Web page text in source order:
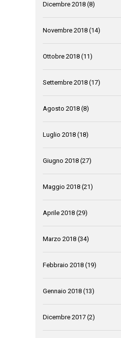
Dicembre 2018 (8)
Novembre 2018 (14)
Ottobre 2018 (11)
Settembre 2018 (17)
Agosto 2018 (8)
Luglio 2018 (18)
Giugno 2018 (27)
Maggio 2018 (21)
Aprile 2018 (29)
Marzo 2018 (34)
Febbraio 2018 (19)
Gennaio 2018 (13)
Dicembre 2017 (2)